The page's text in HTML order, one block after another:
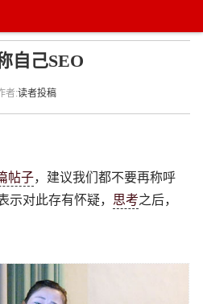
自己SEO
者:读者投稿
帖子，建议我们都不要再称呼
示对此存有怀疑， 思考之后，